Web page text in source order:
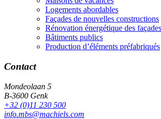
Logements abordables
Façades de nouvelles constructions
Rénovation énergétique des façades
Bâtiments publics
Production d’éléments préfabriqués
Contact
Mondeolaan 5
B-3600 Genk
+32 (0)11 230 500
info.mbs@machiels.com